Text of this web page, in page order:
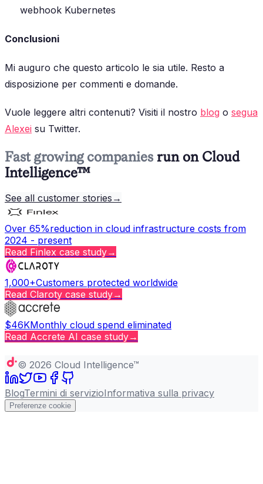
webhook Kubernetes
Conclusioni
Mi auguro che questo articolo le sia utile. Resto a
disposizione per commenti e domande.
Vuole leggere altri contenuti? Visiti il nostro blog o segua
Alexei su Twitter.
Fast growing companies run on Cloud
Intelligence™
See all customer stories →
Over 65%reduction in cloud infrastructure costs from
2024 - present
Read Finlex case study→
1,000+Customers protected worldwide
Read Claroty case study→
$46KMonthly cloud spend eliminated
Read Accrete AI case study→
© 2026 Cloud Intelligence™
BlogTermini di servizioInformativa sulla privacy
Preferenze cookie